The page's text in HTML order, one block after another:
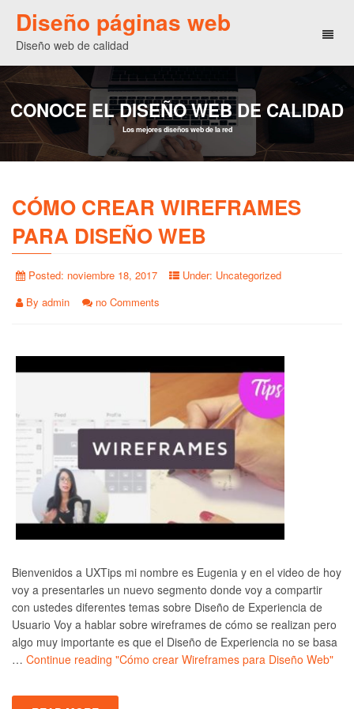
Diseño páginas web
Diseño web de calidad
CONOCE EL DISEÑO WEB DE CALIDAD
Los mejores diseños web de la red
CÓMO CREAR WIREFRAMES
PARA DISEÑO WEB
Posted: noviembre 18, 2017 Under: Uncategorized
By admin no Comments
Bienvenidos a UXTips mi nombre es Eugenia y en el video de hoy
voy a presentarles un nuevo segmento donde voy a compartir
con ustedes diferentes temas sobre Diseño de Experiencia de
Usuario Voy a hablar sobre wireframes de cómo se realizan pero
algo muy importante es que el Diseño de Experiencia no se basa
… Continue reading "Cómo crear Wireframes para Diseño Web"